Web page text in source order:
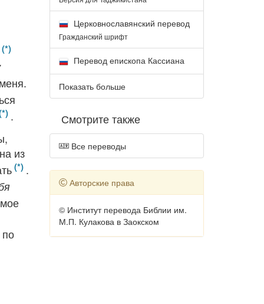
.
из
.
Церковнославянский перевод
Гражданский шрифт
Перевод епископа Кассиана
Показать больше
Смотрите также
Все переводы
Авторские права
© Институт перевода Библии им.
М.П. Кулакова в Заокском